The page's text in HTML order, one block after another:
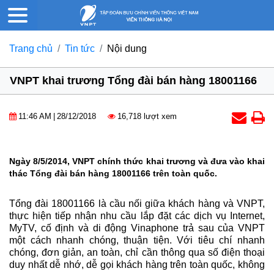
Trang chủ Tin tức Nội dung
VNPT khai trương Tổng đài bán hàng 18001166
11:46 AM 28/12/2018 16,718 lượt xem
Ngày 8/5/2014, VNPT chính thức khai trương và đưa vào khai
thác Tổng đài bán hàng 18001166 trên toàn quốc.
Tổng đài 18001166 là cầu nối giữa khách hàng và VNPT,
thực hiện tiếp nhận nhu cầu lắp đặt các dịch vụ Internet,
MyTV, cố định và di động Vinaphone trả sau của VNPT
một cách nhanh chóng, thuận tiện. Với tiêu chí nhanh
chóng, đơn giản, an toàn, chỉ cần thông qua số điện thoại
duy nhất dễ nhớ, dễ gọi khách hàng trên toàn quốc, không